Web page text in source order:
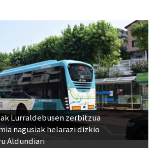
Lurraldebusen zerbitzua
nagusiak helarazi dizkio
Aldundiari